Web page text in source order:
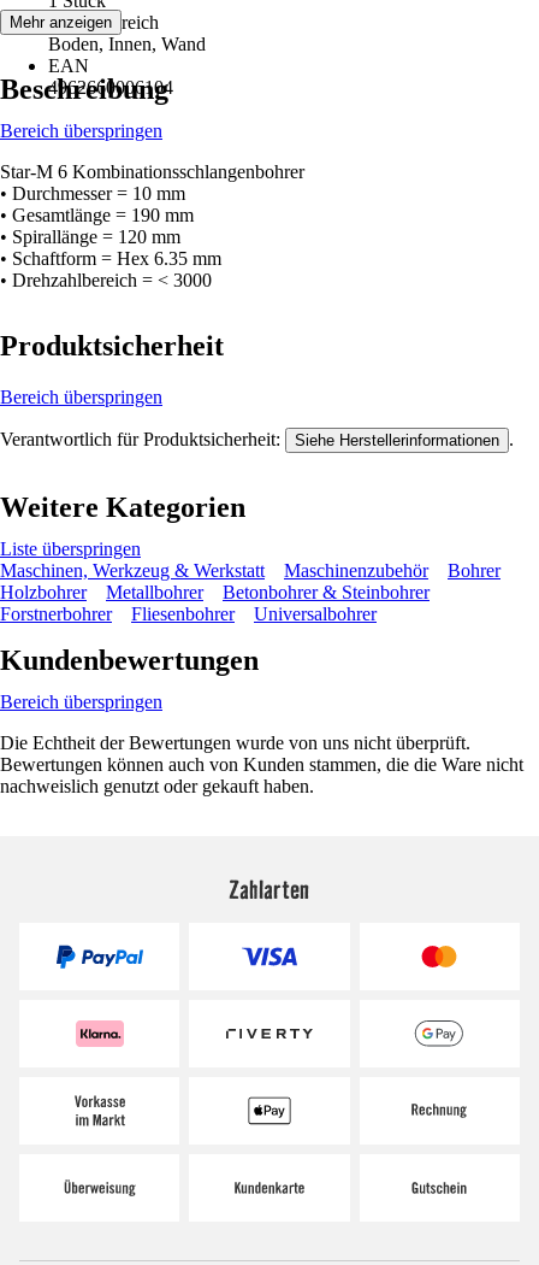
Einsatzbereich
Boden, Innen, Wand
EAN
4962660006104
Mehr anzeigen
Beschreibung
Bereich überspringen
Star-M 6 Kombinationsschlangenbohrer
• Durchmesser = 10 mm
• Gesamtlänge = 190 mm
• Spirallänge = 120 mm
• Schaftform = Hex 6.35 mm
• Drehzahlbereich = < 3000
Produktsicherheit
Bereich überspringen
Verantwortlich für Produktsicherheit: Siehe Herstellerinformationen .
Weitere Kategorien
Liste überspringen
Maschinen, Werkzeug & Werkstatt
Maschinenzubehör
Bohrer
Holzbohrer
Metallbohrer
Betonbohrer & Steinbohrer
Forstnerbohrer
Fliesenbohrer Universalbohrer
Kundenbewertungen
Bereich überspringen
Die Echtheit der Bewertungen wurde von uns nicht überprüft.
Bewertungen können auch von Kunden stammen, die die Ware nicht
nachweislich genutzt oder gekauft haben.
Zahlarten